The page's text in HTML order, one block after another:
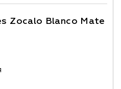
Zocalo Blanco Mate